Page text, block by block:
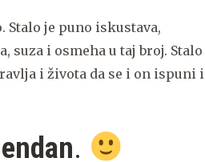
Stalo je puno iskustava,
suza i osmeha u taj broj. Stalo
i života da se i on ispuni i
.